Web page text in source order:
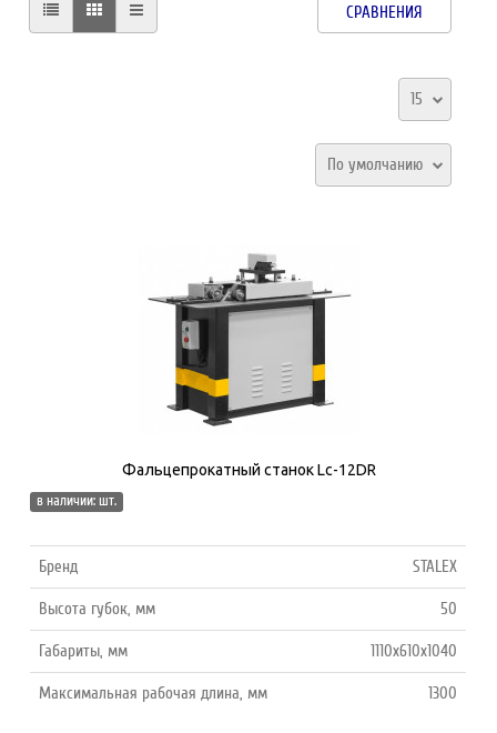
СРАВНЕНИЯ
15
По умолчанию
Фальцепрокатный станок Lc-12DR
в наличии: шт.
Бренд STALEX
Высота губок, мм 50
Габариты, мм 1110x610x1040
Максимальная рабочая длина, мм 1300